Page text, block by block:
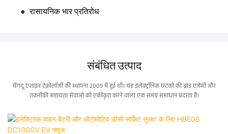
● रासायनिक भार प्रतिरोध
संबंधित उत्पाद
चेंगदू एशाइन टेक्नोलॉजी की स्थापना 2009 में हुई थी। यह इलेक्ट्रॉनिक घटकों की ब्रांड एजेंसी और
तकनीकी सहायता सेवाओं को एकीकृत करने वाला एक समग्र समाधान प्रदाता है।